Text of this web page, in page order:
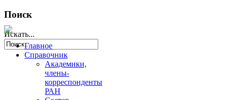
Поиск
Искать...
Главное
Справочник
Академики,
члены-
корреспонденты
РАН